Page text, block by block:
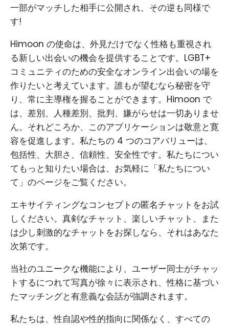
一部がマッチした相手に公開され、その逆も同様で
す!
Himoon の使命は、外見だけでなく性格も重視され
る新しい出会いの機会を提供することです。LGBT+
コミュニティのための安全なオンライン出会いの場を
作りたいと考えています。誰もが望むなら秘密を守
り、常に主導権を握ることができます。Himoon で
は、差別、人種差別、批判、嫌がらせは一切ありませ
ん。それどころか、このアプリケーションは敬意と寛
容を促進します。私たちの 4 つのコアバリューは、
包括性、大胆さ、信頼性、安全性です。私たちについ
てもっと知りたい場合は、お気軽に「私たちについ
て」のページをご覧ください。
エキサイティングなコンセプトの匿名チャットをお試
しください。真剣なチャット、楽しいチャット、また
は少し刺激的なチャットをお探しなら、それはあなた
次第です。
当社のユニークな機能により、ユーザー同士がチャッ
トするにつれて写真が徐々に表示され、性格に基づい
たマッチングと有意義な会話が強調されます。
私たちは、性自認や性的指向に関係なく、すべての